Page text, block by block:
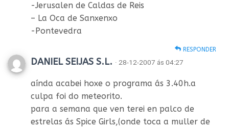
-Jerusalen de Caldas de Reis
– La Oca de Sanxenxo
-Pontevedra
RESPONDER
DANIEL SEIJAS S.L. · 28-12-2007 ás 04:27
aínda acabei hoxe o programa ás 3.40h.a
culpa foi do meteorito.
para a semana que ven terei en palco de
estrelas ás Spice Girls,(onde toca a muller de